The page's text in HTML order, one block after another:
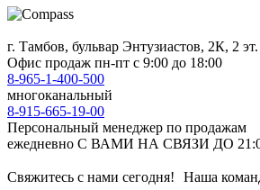
г. Тамбов, бульвар Энтузиастов, 2К, 2 эт.
Офис продаж пн-пт с 9:00 до 18:00
8-965-1-400-500
многоканальный
8-915-665-19-00
Персональный менеджер по продажам
ежедневно С ВАМИ НА СВЯЗИ ДО
Свяжитесь с нами сегодня! Наша